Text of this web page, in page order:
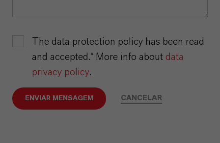
The data protection policy has been read
and accepted.* More info about data
privacy policy.
ENVIAR MENSAGEM CANCELAR